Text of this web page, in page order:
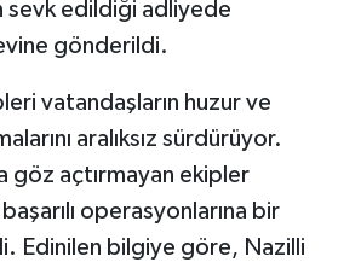
sevk edildiği adliyede
gönderildi.
vatandaşların huzur ve
aralıksız sürdürüyor.
göz açtırmayan ekipler
operasyonlarına bir
Edinilen bilgiye göre, Nazilli